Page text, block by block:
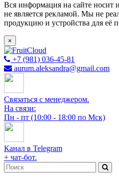
Вся информация на сайте носит
не является рекламой. Мы не
продукцию и устройства для её
×
+7 (981) 036-45-81
aurum.aleksandra@gmail.com
Связаться с менеджером.
На связи:
Пн - пт (10:00 - 18:00 по Мск)
Канал в Telegram
+ чат-бот.